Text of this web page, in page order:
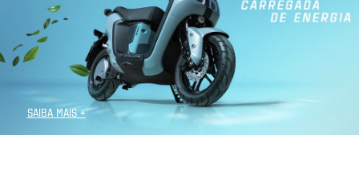
SAIBA MAIS +